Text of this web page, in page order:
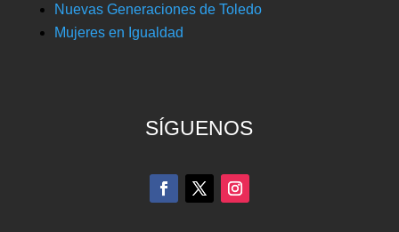
Nuevas Generaciones de Toledo
Mujeres en Igualdad
SÍGUENOS